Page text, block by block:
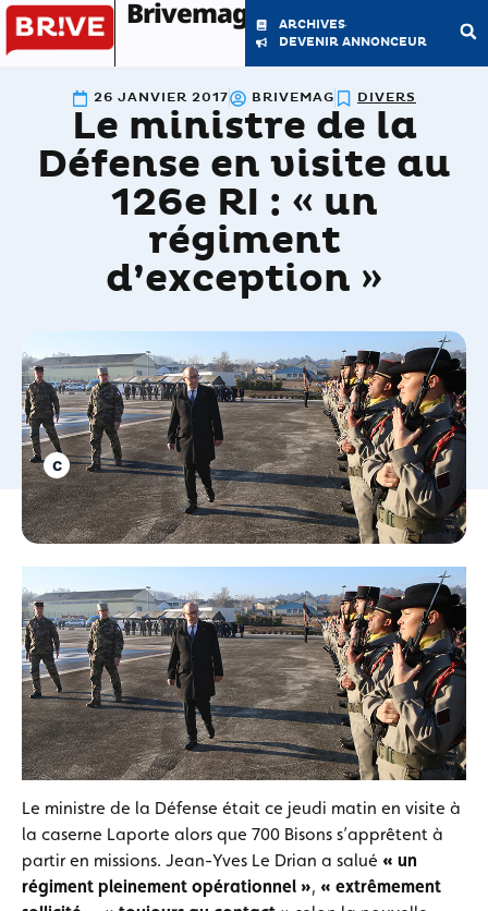
Brivemag'
ARCHIVES
DEVENIR ANNONCEUR
26 JANVIER 2017 BRIVEMAG DIVERS
Le ministre de la
Défense en visite au
126e RI : « un
régiment
d’exception »
Le ministre de la Défense était ce jeudi matin en visite à
la caserne Laporte alors que 700 Bisons s’apprêtent à
partir en missions. Jean-Yves Le Drian a salué « un
régiment pleinement opérationnel », « extrêmement